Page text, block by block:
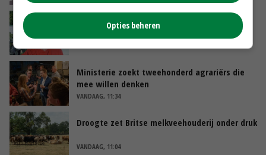
Oekraïne-vlogger Kees Huizinga: ‘Bezoek van
de ambassade mag zelf groente plukken’
Ministerie zoekt tweehonderd agrariërs die
mee willen denken
VANDAAG, 11:34
Droogte zet Britse melkveehouderij onder druk
VANDAAG, 11:04
Opties beheren